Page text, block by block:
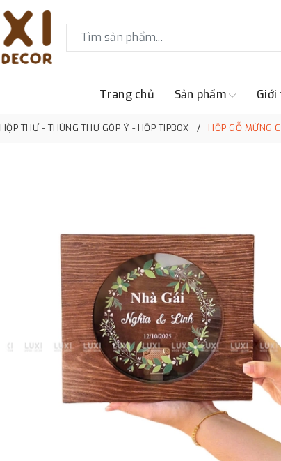
Trang chủ Sản phẩm Giới
HỘP THƯ - THÙNG THƯ GÓP Ý - HỘP TIPBOX HỘP GỖ MỪNG